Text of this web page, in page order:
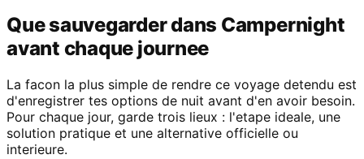
Que sauvegarder dans Campernight
avant chaque journee
La facon la plus simple de rendre ce voyage detendu est
d'enregistrer tes options de nuit avant d'en avoir besoin.
Pour chaque jour, garde trois lieux : l'etape ideale, une
solution pratique et une alternative officielle ou
interieure.